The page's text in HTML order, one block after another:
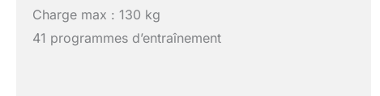
Charge max : 130 kg
41 programmes d’entraînement